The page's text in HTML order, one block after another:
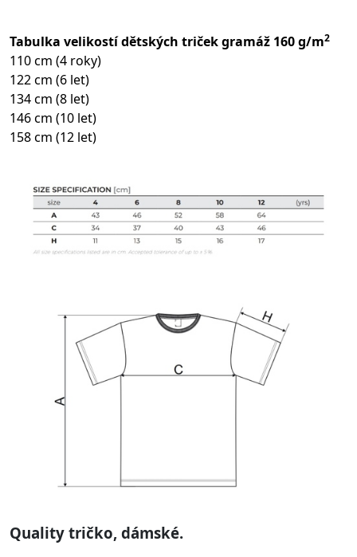
Tabulka velikostí dětských triček gramáž 160 g/m2
110 cm (4 roky)
122 cm (6 let)
134 cm (8 let)
146 cm (10 let)
158 cm (12 let)
Quality tričko, dámské.